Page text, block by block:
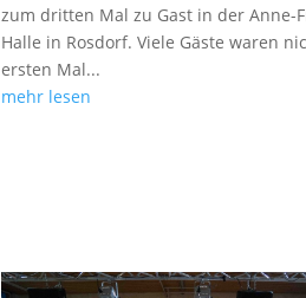
zum dritten Mal zu Gast in der Anne-
Halle in Rosdorf. Viele Gäste waren
ersten Mal...
mehr lesen